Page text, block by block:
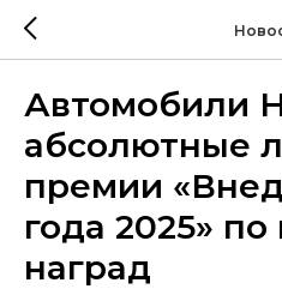
Автомобили
абсолютные
премии
года 2025»
наград